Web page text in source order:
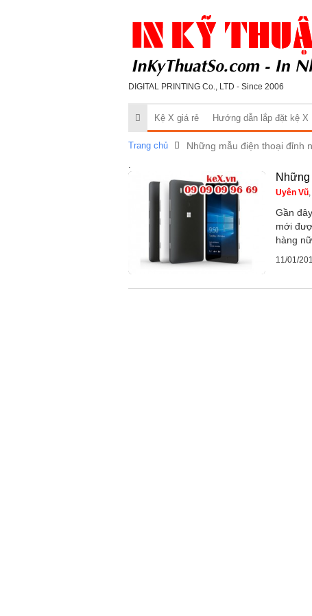
DIGITAL PRINTING Co., LTD - Since 2006
Kệ X giá rẻ Hướng dẫn lắp đặt kệ X
Trang chủ Những mẫu điện thoại đỉnh
Những
Uyên Vũ
Gần
mới
hàng
11/01/